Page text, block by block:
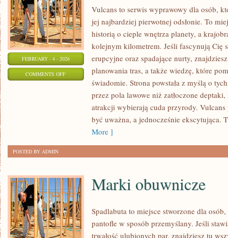
FEBRUARY - 4 - 2026
COMMENTS OFFON
DESZCZOWE
Vulcans to serwis wyprawowy dla osób,
jej najbardziej pierwotnej odsłonie. To
historią o cieple wnętrza planety, a
kolejnym kilometrem. Jeśli fascynują Cię
erupcyjne oraz spadające nurty,
planowania tras, a także wiedzę, które
świadomie. Strona powstała z myślą o
przez pola lawowe niż zatłoczone
atrakcji wybierają cuda przyrody.
być uważna, a jednocześnie ekscytująca.
More ]
POSTED BY ADMIN
Marki obuwnicze
Spadlabuta to miejsce stworzone dla
pantofle w sposób przemyślany. Jeśli
trwałość ulubionych par, znajdziesz tu